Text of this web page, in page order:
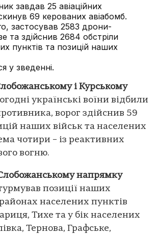
завдав 25 авіаційних
69 керованих авіабомб.
застосував 2583 дрони-
та здійснив 2684 обстріли
пунктів та позицій наших
у зведенні.
і Курському
українські воїни відбили
ворог здійснив 59
наших військ та населених
чотири – із реактивних
вогню.
напрямку
позиції наших
районах населених пунктів
Тихе та у бік населених
Тернова, Графське,